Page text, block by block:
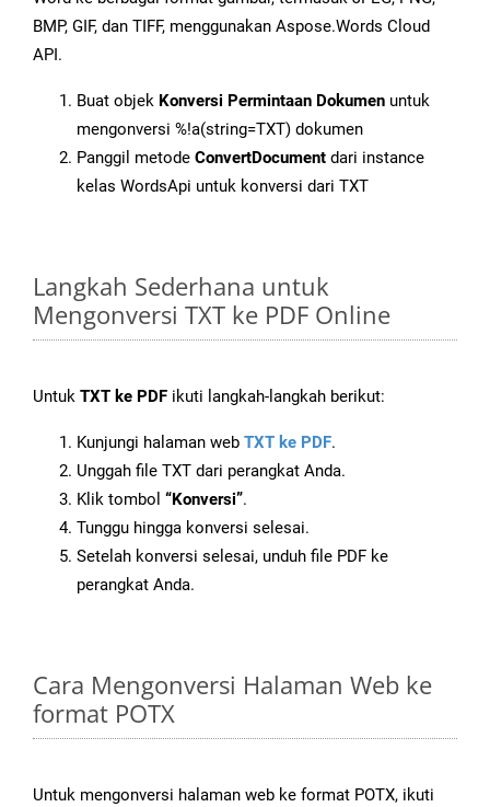
BMP, GIF, dan TIFF, menggunakan Aspose.Words Cloud
API.
Buat objek Konversi Permintaan Dokumen untuk
mengonversi %!a(string=TXT) dokumen
Panggil metode ConvertDocument dari instance
kelas WordsApi untuk konversi dari TXT
Langkah Sederhana untuk
Mengonversi TXT ke PDF Online
Untuk TXT ke PDF ikuti langkah-langkah berikut:
Kunjungi halaman web TXT ke PDF.
Unggah file TXT dari perangkat Anda.
Klik tombol “Konversi”.
Tunggu hingga konversi selesai.
Setelah konversi selesai, unduh file PDF ke
perangkat Anda.
Cara Mengonversi Halaman Web ke
format POTX
Untuk mengonversi halaman web ke format POTX, ikuti